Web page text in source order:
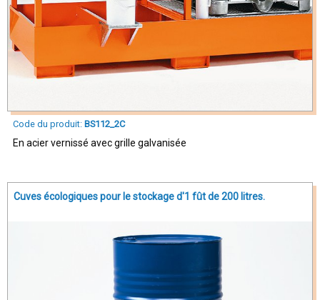
Code du produit: BS112_2C
En acier vernissé avec grille galvanisée
Cuves écologiques pour le stockage d'1 fût de 200 litres.